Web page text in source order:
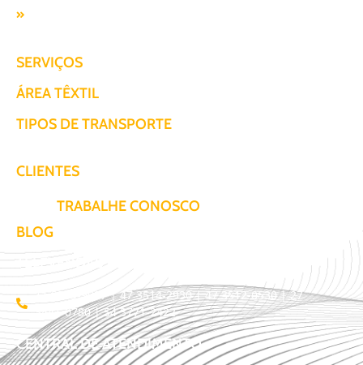
SERVIÇOS
ÁREA TÊXTIL
TIPOS DE TRANSPORTE
CLIENTES
TRABALHE CONOSCO
BLOG
TELEVENDAS / COTAÇÃO
11 3509-9987 | 47 3514-2930 | 47 3512-0530 | 27
3441-0780 | 54 3771-2422
CENTRAL DE ATENDIMENTO